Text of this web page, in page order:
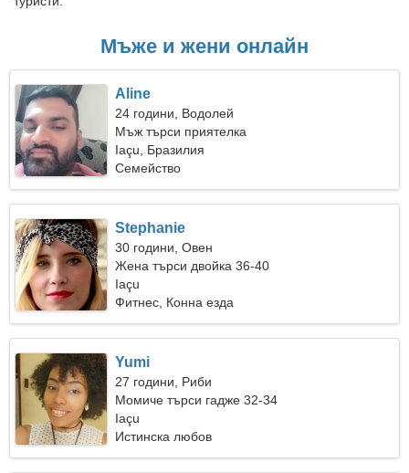
Мъже и жени онлайн
Aline
24 години, Водолей
Мъж търси приятелка
Iaçu, Бразилия
Семейство
Stephanie
30 години, Овен
Жена търси двойка 36-40
Iaçu
Фитнес, Конна езда
Yumi
27 години, Риби
Момиче търси гадже 32-34
Iaçu
Истинска любов